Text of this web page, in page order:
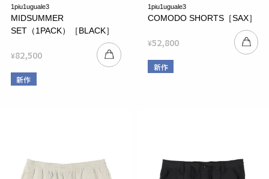
1piu1uguale3
MIDSUMMER
SET（1PACK）［BLACK］
¥82,500
新作
1piu1uguale3
COMODO SHORTS［SAX］
¥52,800
新作